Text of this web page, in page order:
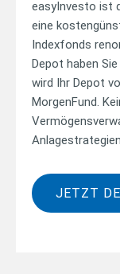
easyInvesto ist
eine
Indexfonds
Depot haben
wird Ihr Depot
MorgenFund.
JETZT